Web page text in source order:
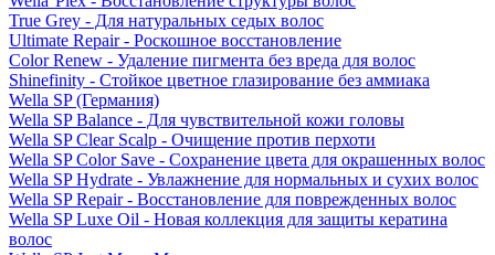
True Grey - Для натуральных седых волос
Ultimate Repair - Роскошное восстановление
Color Renew - Удаление пигмента без вреда для волос
Shinefinity - Стойкое цветное глазирование без аммиака
Wella SP (Германия)
Wella SP Balance - Для чувствительной кожи головы
Wella SP Clear Scalp - Очищение против перхоти
Wella SP Color Save - Сохранение цвета для окрашенных волос
Wella SP Hydrate - Увлажнение для нормальных и сухих волос
Wella SP Repair - Восстановление для поврежденных волос
Wella SP Luxe Oil - Новая коллекция для защиты кератина
волос